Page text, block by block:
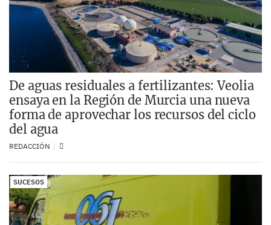
De aguas residuales a fertilizantes: Veolia
ensaya en la Región de Murcia una nueva
forma de aprovechar los recursos del ciclo
del agua
REDACCIÓN
SUCESOS